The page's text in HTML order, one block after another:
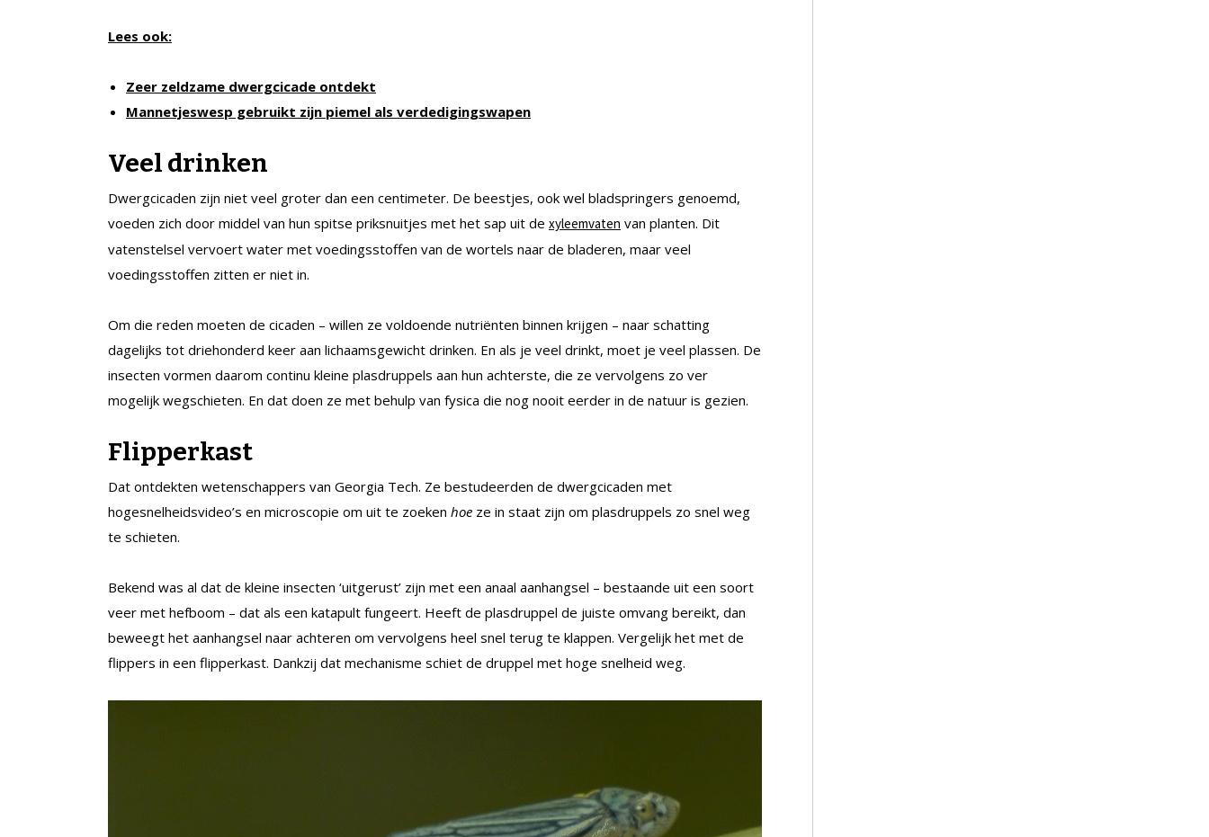
Lees ook:
Zeer zeldzame dwergcicade ontdekt
Mannetjeswesp gebruikt zijn piemel als verdedigingswapen
Veel drinken
Dwergcicaden zijn niet veel groter dan een centimeter. De beestjes, ook wel bladspringers genoemd,
voeden zich door middel van hun spitse priksnuitjes met het sap uit de xyleemvaten van planten. Dit
vatenstelsel vervoert water met voedingsstoffen van de wortels naar de bladeren, maar veel
voedingsstoffen zitten er niet in.
Om die reden moeten de cicaden – willen ze voldoende nutriënten binnen krijgen – naar schatting
dagelijks tot driehonderd keer aan lichaamsgewicht drinken. En als je veel drinkt, moet je veel plassen. De
insecten vormen daarom continu kleine plasdruppels aan hun achterste, die ze vervolgens zo ver
mogelijk wegschieten. En dat doen ze met behulp van fysica die nog nooit eerder in de natuur is gezien.
Flipperkast
Dat ontdekten wetenschappers van Georgia Tech. Ze bestudeerden de dwergcicaden met
hogesnelheidsvideo’s en microscopie om uit te zoeken hoe ze in staat zijn om plasdruppels zo snel weg
te schieten.
Bekend was al dat de kleine insecten ‘uitgerust’ zijn met een anaal aanhangsel – bestaande uit een soort
veer met hefboom – dat als een katapult fungeert. Heeft de plasdruppel de juiste omvang bereikt, dan
beweegt het aanhangsel naar achteren om vervolgens heel snel terug te klappen. Vergelijk het met de
flippers in een flipperkast. Dankzij dat mechanisme schiet de druppel met hoge snelheid weg.